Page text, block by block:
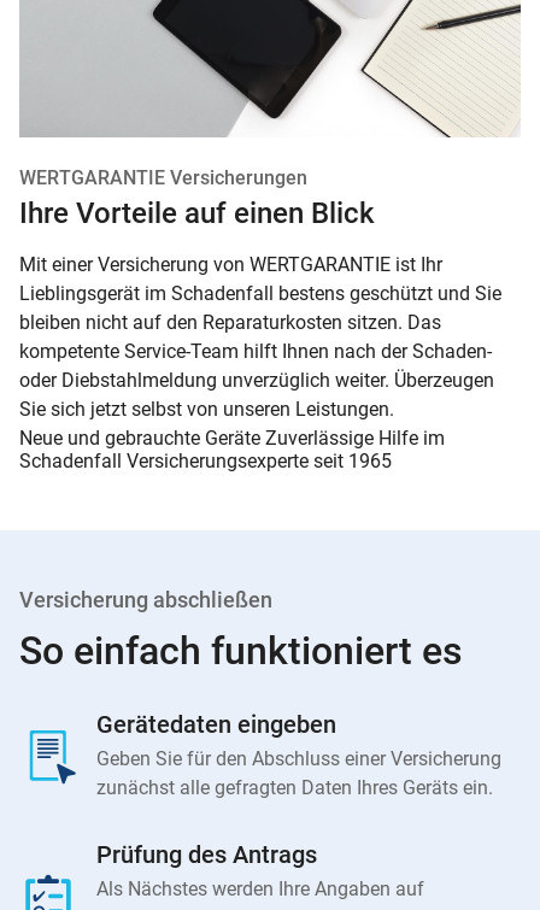
WERTGARANTIE Versicherungen
Ihre Vorteile auf einen Blick
Mit einer Versicherung von WERTGARANTIE ist Ihr
Lieblingsgerät im Schadenfall bestens geschützt und Sie
bleiben nicht auf den Reparaturkosten sitzen. Das
kompetente Service-Team hilft Ihnen nach der Schaden-
oder Diebstahlmeldung unverzüglich weiter. Überzeugen
Sie sich jetzt selbst von unseren Leistungen.
Neue und gebrauchte Geräte Zuverlässige Hilfe im
Schadenfall Versicherungsexperte seit 1965
Versicherung abschließen
So einfach funktioniert es
Gerätedaten eingeben
Geben Sie für den Abschluss einer Versicherung
zunächst alle gefragten Daten Ihres Geräts ein.
Prüfung des Antrags
Als Nächstes werden Ihre Angaben auf